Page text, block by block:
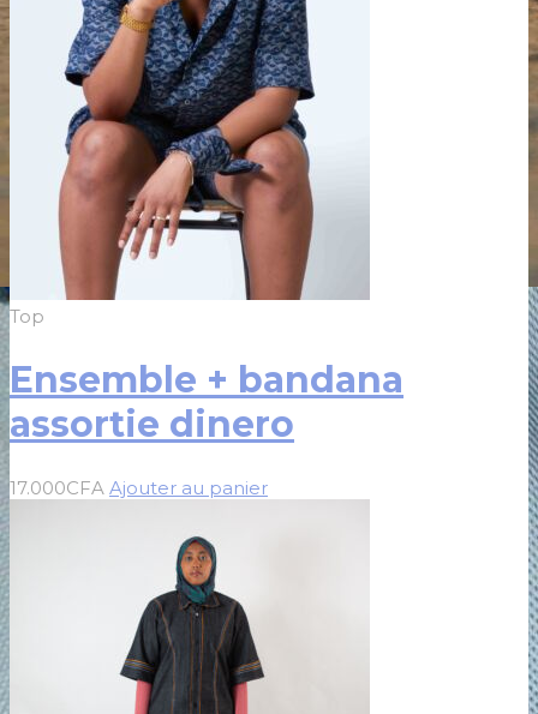
Top
Ensemble + bandana
assortie dinero
17.000CFA Ajouter au panier